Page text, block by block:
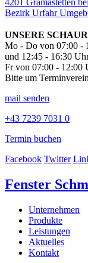
4201 Gramastetten
Bezirk Urfahr
UNSERE
Mo - Do von 07:00 -
und 12:45 - 16:30
Fr von 07:00 - 12:00
Bitte um
mail senden
+43 7239 7031 0
Termin buchen
Facebook Twitter
Fenster
Unternehmen
Produkte
Leistungen
Aktuelles
Kontakt